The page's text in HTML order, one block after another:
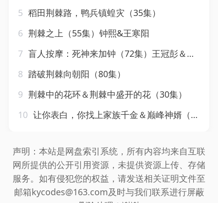
5 稻田荆棘路，鸭兵镇蝗灾（35集）
6 荆棘之上（55集）钟熙&王寒阳
7 盲人按摩：死神来加钟（72集）王冠彭＆初五&程嘉一
8 踏破荆棘向朝阳（80集）
9 荆棘中的花环＆荆棘中盛开的花（30集）
10 让你表白，你找上家族千金＆巅峰神婿（86集）王冠彭＆伍姣
声明：本站是网盘索引系统，所有内容均来自互联
网所提供的公开引用资源，未提供资源上传、存储
服务。如有侵犯您的权益，请发送相关证明文件至
邮箱kycodes@163.com及时与我们联系进行屏蔽